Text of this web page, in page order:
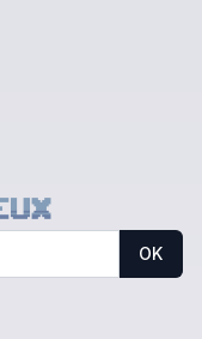
OK